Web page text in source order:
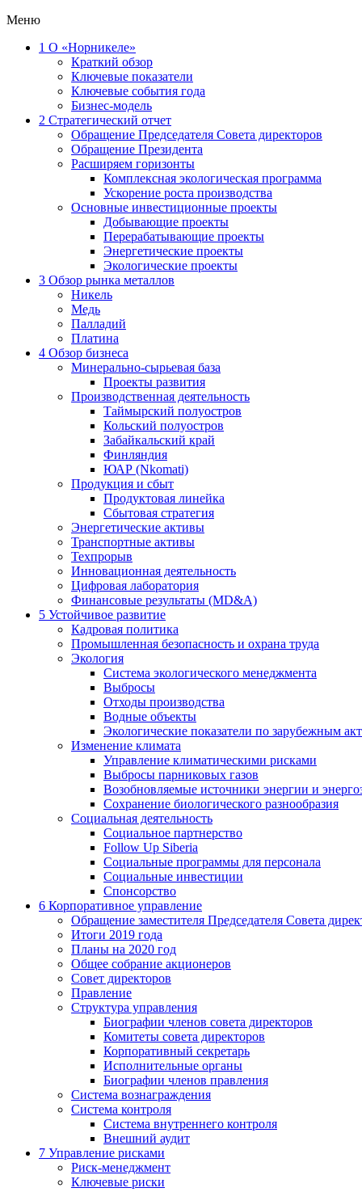
Меню
1 О «Норникеле»
Краткий обзор
Ключевые показатели
Ключевые события года
Бизнес-модель
2 Стратегический отчет
Обращение Председателя Совета директоров
Обращение Президента
Расширяем горизонты
Комплексная экологическая программа
Ускорение роста производства
Основные инвестиционные проекты
Добывающие проекты
Перерабатывающие проекты
Энергетические проекты
Экологические проекты
3 Обзор рынка металлов
Никель
Медь
Палладий
Платина
4 Обзор бизнеса
Минерально-сырьевая база
Проекты развития
Производственная деятельность
Таймырский полуостров
Кольский полуостров
Забайкальский край
Финляндия
ЮАР (Nkomati)
Продукция и сбыт
Продуктовая линейка
Сбытовая стратегия
Энергетические активы
Транспортные активы
Техпрорыв
Инновационная деятельность
Цифровая лаборатория
Финансовые результаты (MD&A)
5 Устойчивое развитие
Кадровая политика
Промышленная безопасность и охрана труда
Экология
Система экологического менеджмента
Выбросы
Отходы производства
Водные объекты
Экологические показатели по зарубежным
Изменение климата
Управление климатическими рисками
Выбросы парниковых газов
Возобновляемые источники энергии и
Сохранение биологического разнообразия
Социальная деятельность
Социальное партнерство
Follow Up Siberia
Социальные программы для персонала
Социальные инвестиции
Спонсорство
6 Корпоративное управление
Обращение заместителя Председателя Совета
Итоги 2019 года
Планы на 2020 год
Общее собрание акционеров
Совет директоров
Правление
Структура управления
Биографии членов совета директоров
Комитеты совета директоров
Корпоративный секретарь
Исполнительные органы
Биографии членов правления
Система вознаграждения
Система контроля
Система внутреннего контроля
Внешний аудит
7 Управление рисками
Риск-менеджмент
Ключевые риски